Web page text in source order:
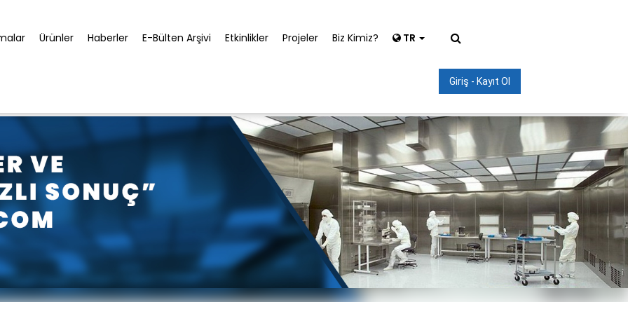
Ürünler Haberler E-Bülten Arşivi Etkinlikler Projeler Biz Kimiz? TR
Giriş - Kayıt Ol